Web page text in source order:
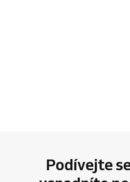
Podívejte